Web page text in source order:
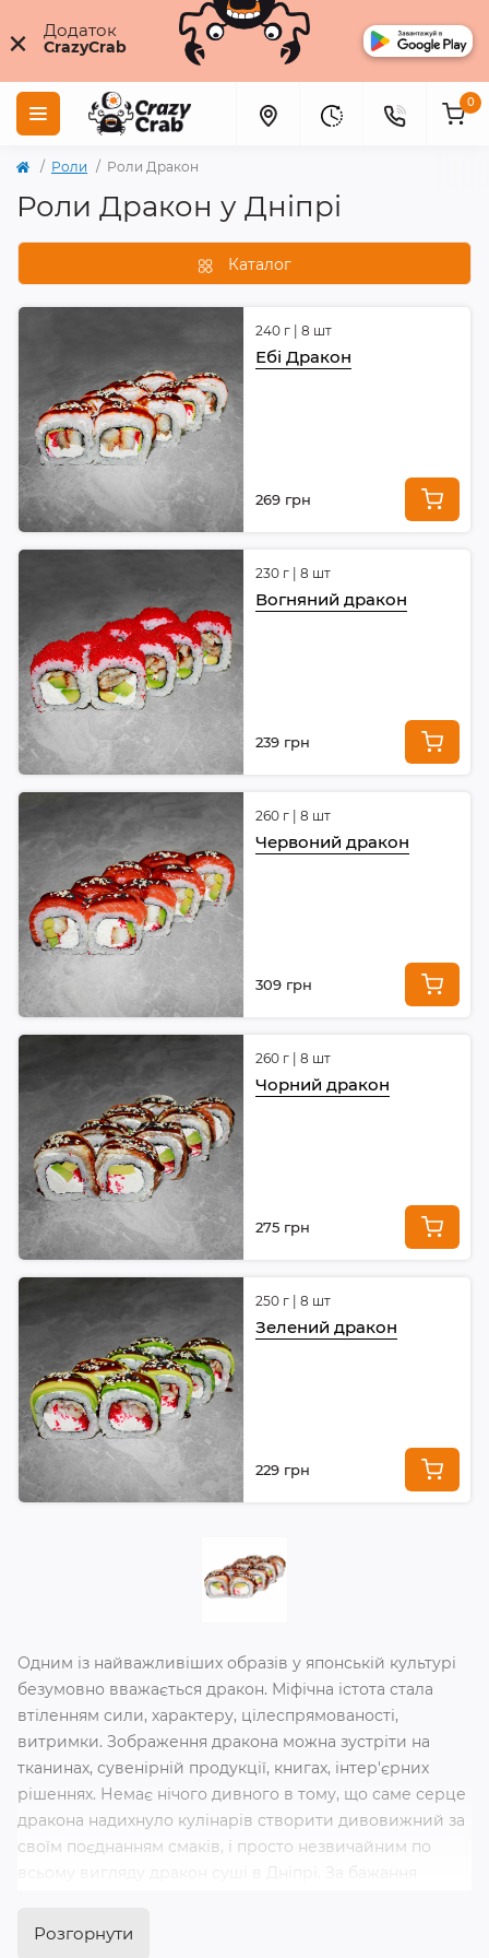
0
Роли Роли Дракон
Роли Дракон у Дніпрі
Каталог
240 г | 8 шт
Ебі Дракон
269 грн
230 г | 8 шт
Вогняний дракон
239 грн
260 г | 8 шт
Червоний дракон
309 грн
260 г | 8 шт
Чорний дракон
275 грн
250 г | 8 шт
Зелений дракон
229 грн
Одним із найважливіших образів у японській культурі
безумовно вважається дракон. Міфічна істота стала
втіленням сили, характеру, цілеспрямованості,
витримки. Зображення дракона можна зустріти на
тканинах, сувенірній продукції, книгах, інтер'єрних
рішеннях. Немає нічого дивного в тому, що саме серце
дракона надихнуло кулінарів створити дивовижний за
своїм поєднанням смаків, і просто незвичайним по
всьому вигляду дракон суші в Дніпрі. За бажання
нашого онлайн ресторану. Замовлення та доставка
Розгорнути
× Додаток
CrazyCrab